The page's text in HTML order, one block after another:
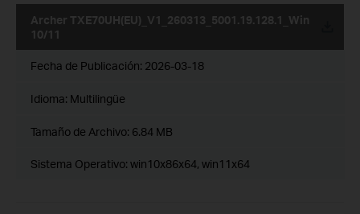
Archer TXE70UH(EU)_V1_260313_5001.19.128.1_Win
10/11
Fecha de Publicación: 2026-03-18
Idioma: Multilingüe
Tamaño de Archivo: 6.84 MB
Sistema Operativo: win10x86x64, win11x64